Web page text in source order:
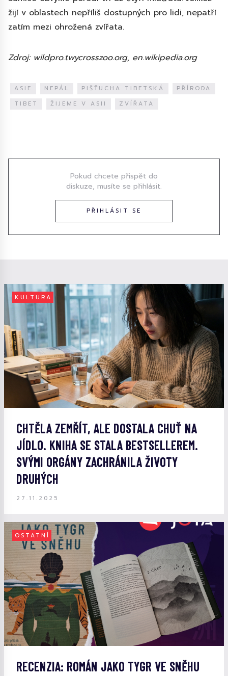
žijí v oblastech nepříliš dostupných pro lidi, nepatří
zatím mezi ohrožená zvířata.
Zdroj: wildpro.twycrosszoo.org, en.wikipedia.org
ASIE NEPÁL PIŠŤUCHA TIBETSKÁ
PŘÍRODA
TIBET
ŽIJEME V ASII ZVÍŘATA
Pokud chcete přispět do
diskuze, musíte se přihlásit.
PŘIHLÁSIT SE
KULTURA
CHTĚLA ZEMŘÍT, ALE DOSTALA CHUŤ NA
JÍDLO. KNIHA SE STALA BESTSELLEREM.
SVÝMI ORGÁNY ZACHRÁNILA ŽIVOTY
DRUHÝCH
27.11.2025
OSTATNÍ
RECENZIA: ROMÁN JAKO TYGR VE SNĚHU